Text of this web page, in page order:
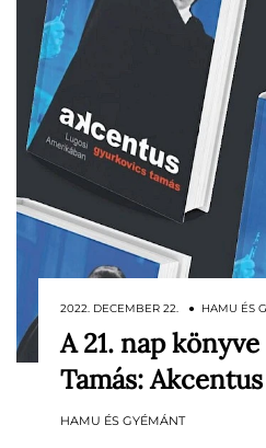
Egy regény a világ
magyarjáról, Lugosi
2022. DECEMBER 22. ● HAMU ÉS
A 21. nap
Tamás: Akcentus
HAMU ÉS GYÉMÁNT